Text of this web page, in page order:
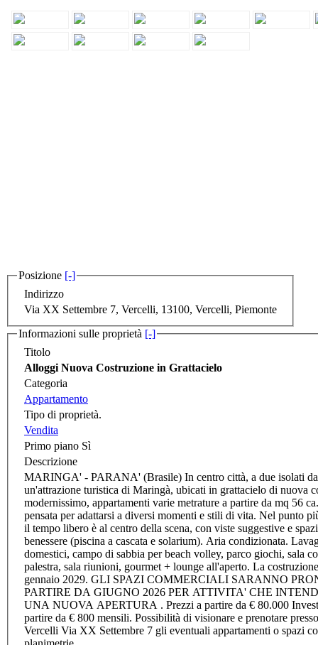
Posizione [-]
Indirizzo
Via XX Settembre 7, Vercelli, 13100, Vercelli, Piemonte
Informazioni sulle proprietà [-]
Titolo
Alloggi Nuova Costruzione in Grattacielo
Categoria
Appartamento
Tipo di proprietà.
Vendita
Primo piano Sì
Descrizione
MARINGA' - PARANA' (Brasile) In centro città, a due isolati
un'attrazione turistica di Maringà, ubicati in grattacielo di nuova
modernissimo, appartamenti varie metrature a partire da mq 56
pensata per adattarsi a diversi momenti e stili di vita. Nel punto
il tempo libero è al centro della scena, con viste suggestive e
benessere (piscina a cascata e solarium). Aria condizionata.
domestici, campo di sabbia per beach volley, parco giochi, sala
palestra, sala riunioni, gourmet + lounge all'aperto. La
gennaio 2029. GLI SPAZI COMMERCIALI SARANNO
PARTIRE DA GIUGNO 2026 PER ATTIVITA' CHE
UNA NUOVA APERTURA . Prezzi a partire da € 80.000
partire da € 800 mensili. Possibilità di visionare e prenotare presso i nostri uffici di
Vercelli Via XX Settembre 7 gli eventuali appartamenti o spazi